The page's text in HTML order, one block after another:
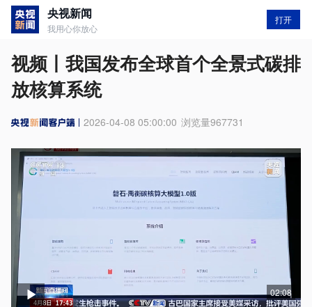
央视新闻
我用心你放心
打开
视频丨我国发布全球首个全景式碳排
放核算系统
2026-04-08 05:00:00 浏览量967731
02:08